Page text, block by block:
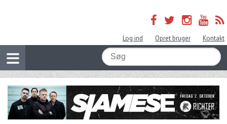
Log ind Opret bruger Kontakt